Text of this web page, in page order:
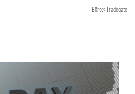
Börse: Tradegate